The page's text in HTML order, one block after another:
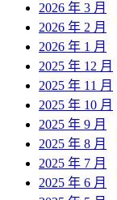
2026 年 3 月
2026 年 2 月
2026 年 1 月
2025 年 12 月
2025 年 11 月
2025 年 10 月
2025 年 9 月
2025 年 8 月
2025 年 7 月
2025 年 6 月